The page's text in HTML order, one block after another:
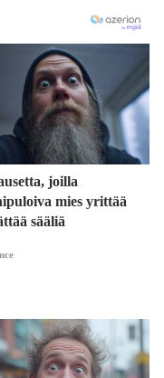
joilla
mies yrittää
sääliä